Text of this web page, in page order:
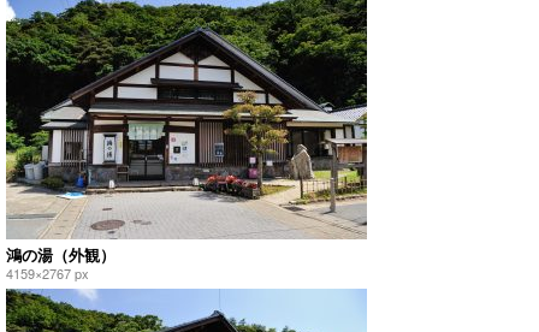
鴻の湯（外観）
4159×2767 px